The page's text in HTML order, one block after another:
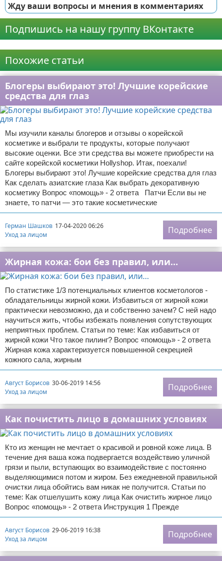
Жду ваши вопросы и мнения в комментариях
Подпишись на нашу группу ВКонтакте
Похожие статьи
Блогеры выбирают это! Лучшие корейские
средства для глаз
Мы изучили каналы блогеров и отзывы о корейской
косметике и выбрали те продукты, которые получают
высокие оценки. Все эти средства вы можете приобрести на
сайте корейской косметики Hollyshop. Итак, поехали!
Блогеры выбирают это! Лучшие корейские средства для глаз
Как сделать азиатские глаза Как выбрать декоративную
косметику Вопрос «помощь» - 2 ответа Патчи Если вы не
знаете, то патчи — это такие косметические
Герман Шашков 17-04-2020 06:26
Уход за лицом
Подробнее
Жирная кожа: бои без правил, или…
По статистике 1/3 потенциальных клиентов косметологов -
обладательницы жирной кожи. Избавиться от жирной кожи
практически невозможно, да и собственно зачем? С ней надо
научиться жить, чтобы избежать появления сопутствующих
неприятных проблем. Статьи по теме: Как избавиться от
жирной кожи Что такое пилинг? Вопрос «помощь» - 2 ответа
Жирная кожа характеризуется повышенной секрецией
кожного сала, жирным
Август Борисов 30-06-2019 14:56
Уход за лицом
Подробнее
Как почистить лицо в домашних условиях
Кто из женщин не мечтает о красивой и ровной коже лица. В
течение дня ваша кожа подвергается воздействию уличной
грязи и пыли, вступающих во взаимодействие с постоянно
выделяющимися потом и жиром. Без ежедневной правильной
очистки лица обойтись вам никак не получится. Статьи по
теме: Как отшелушить кожу лица Как очистить жирное лицо
Вопрос «помощь» - 2 ответа Инструкция 1 Прежде
Август Борисов 29-06-2019 16:38
Уход за лицом
Подробнее